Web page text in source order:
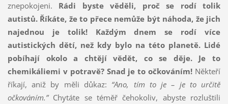
znepokojeni. Rádi byste věděli, proč se rodí tolik
autistů. Říkáte, že to přece nemůže být náhoda, že jich
najednou je tolik!
Každým dnem se rodí více
autistických dětí, než kdy bylo na této planetě. Lidé
pobíhají okolo a chtějí vědět, co se děje. Je to
chemikáliemi v potravě? Snad je to očkováním! Někteří
říkají, aniž by měli důkaz: “Ano, tím to je – je to určitě
očkováním.”Chytáte se téměř čehokoliv, abyste rozluštili